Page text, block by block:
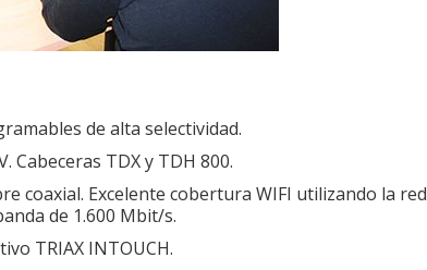
de alta selectividad.
Cabeceras TDX y TDH 800.
coaxial. Excelente cobertura WIFI utilizando la red
de 1.600 Mbit/s.
TRIAX INTOUCH.